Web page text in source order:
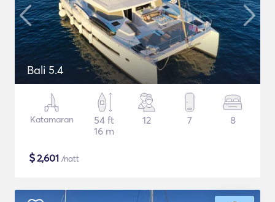
Bali 5.4
Katamaran
54 ft
16 m
12 7 8
$2,601 /natt